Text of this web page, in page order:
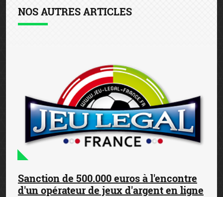
NOS AUTRES ARTICLES
Sanction de 500.000 euros à l'encontre
d'un opérateur de jeux d'argent en ligne